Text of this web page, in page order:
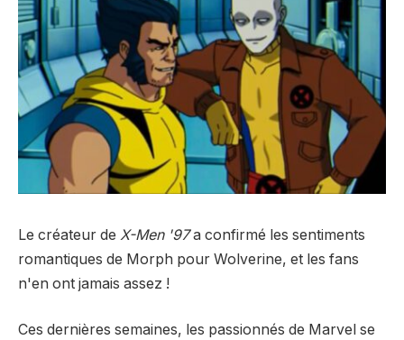
Le créateur de X-Men '97a confirmé les sentiments
romantiques de Morph pour Wolverine, et les fans
n'en ont jamais assez !
Ces dernières semaines, les passionnés de Marvel se